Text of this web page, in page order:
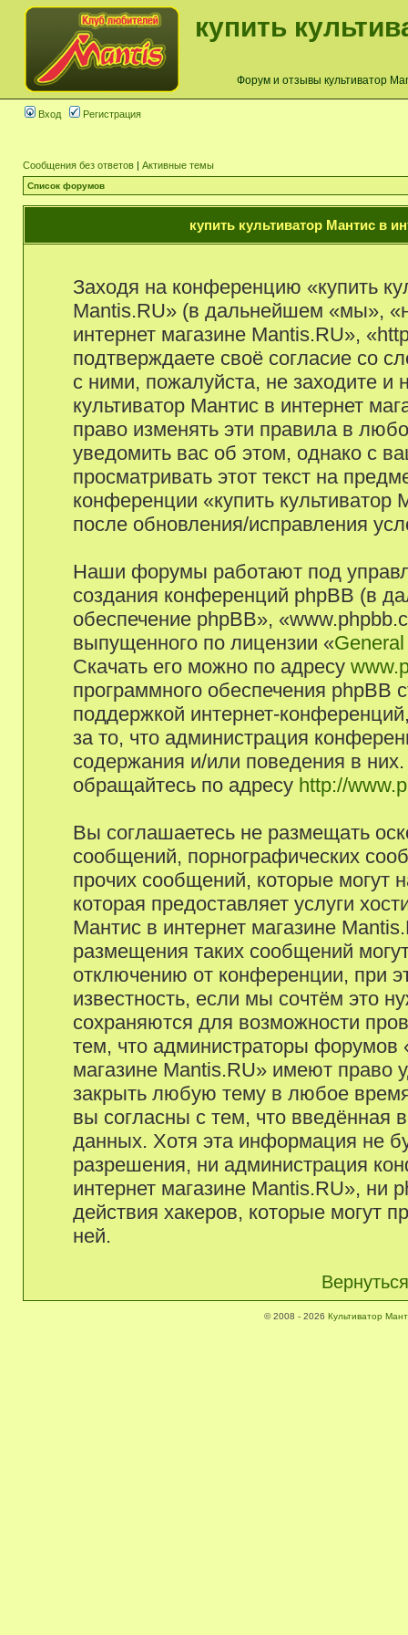
купить
Форум и отзывы культиватор
Вход Регистрация
Сообщения без ответов | Активные темы
Список форумов
купить культиватор Мантис в
Заходя на конференцию «купить
Mantis.RU» (в дальнейшем «мы»,
интернет магазине Mantis.RU»,
подтверждаете своё согласие со
с ними, пожалуйста, не заходите и
культиватор Мантис в интернет
право изменять эти правила в
уведомить вас об этом, однако с
просматривать этот текст на
конференции «купить культиватор
после обновления/исправления
Наши форумы работают под
создания конференций phpBB (в
обеспечение phpBB»,
выпущенного по лицензии «
Скачать его можно по адресу
программного обеспечения phpBB
поддержкой интернет-
за то, что администрация
содержания и/или поведения в
обращайтесь по адресу http://
Вы соглашаетесь не размещать
сообщений, порнографических
прочих сообщений, которые могут
которая предоставляет услуги
Мантис в интернет магазине
размещения таких сообщений
отключению от конференции, при
известность, если мы сочтём это
сохраняются для возможности
тем, что администраторы форумов
магазине Mantis.RU» имеют право
закрыть любую тему в любое
вы согласны с тем, что введённая
данных. Хотя эта информация не
разрешения, ни администрация
интернет магазине Mantis.RU», ни
действия хакеров, которые могут
ней.
© 2008 - 2026 Культиватор